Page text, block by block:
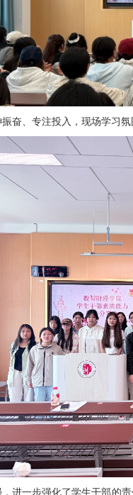
奋、专注投入，现场学习
进一步强化了学生干部的